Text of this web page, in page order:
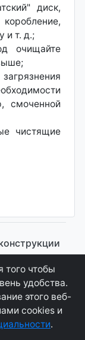
диск,
и т. д.;
очищайте
смоченной
чистящие
от Ray
того чтобы
удобства.
этого веб-
cookies и
.